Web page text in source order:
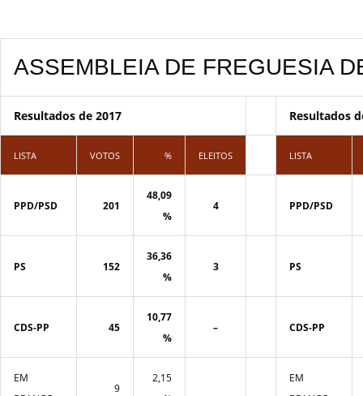
ASSEMBLEIA DE FREGUESIA
Resultados de 2017 Resultados
LISTA VOTOS % ELEITOS LISTA
PPD/PSD 201
48,09
%
4 PPD/PSD
PS 152
36,36
%
3 PS
CDS-PP 45
10,77
%
– CDS-PP
EM
9
2,15
EM